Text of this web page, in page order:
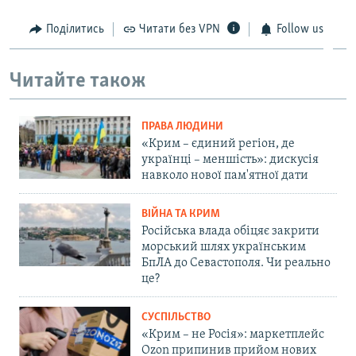
Поділитись Читати без VPN Follow us
Читайте також
ПРАВА ЛЮДИНИ
«Крим – єдиний регіон, де
українці – меншість»: дискусія
навколо нової пам'ятної дати
ВІЙНА ТА КРИМ
Російська влада обіцяє закрити
морський шлях українським
БпЛА до Севастополя. Чи реально
це?
СУСПІЛЬСТВО
«Крим – не Росія»: маркетплейс
Ozon припинив прийом нових